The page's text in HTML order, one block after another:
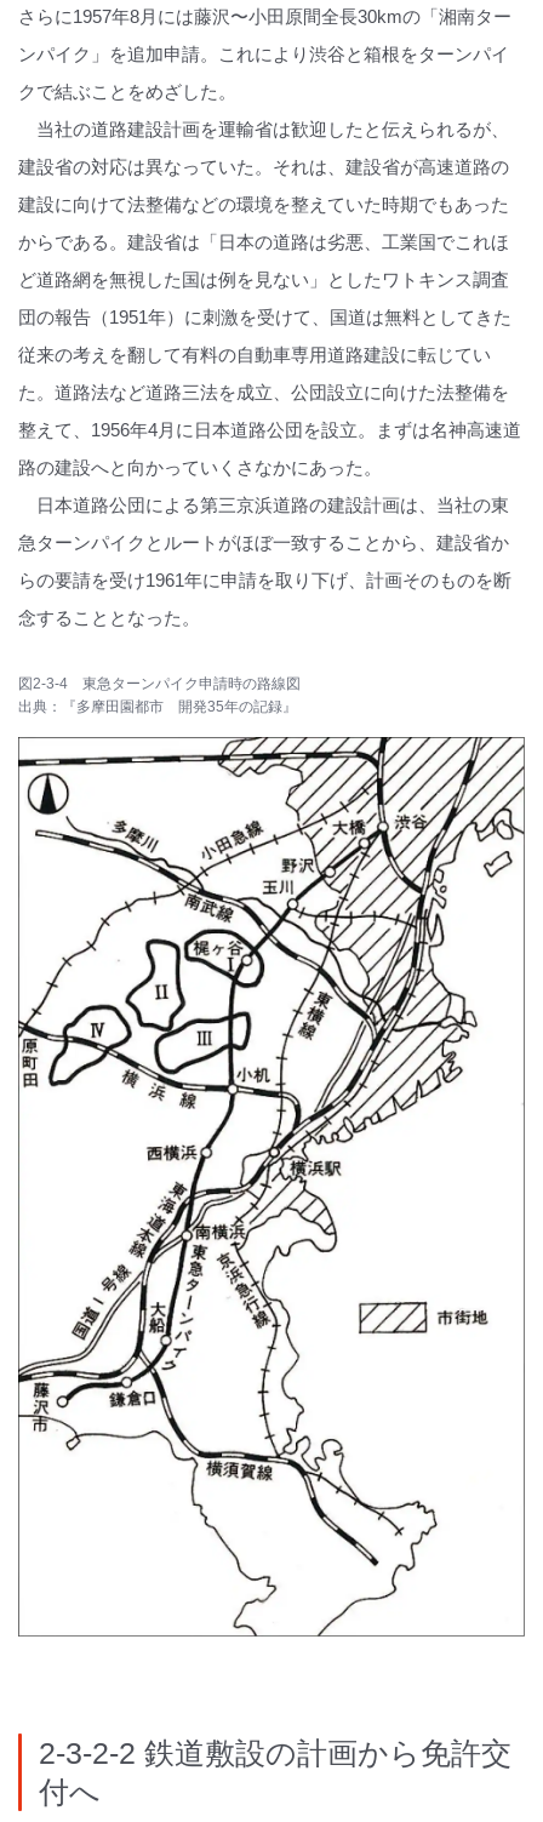
さらに1957年8月には藤沢〜小田原間全長30kmの「湘南ター
ンパイク」を追加申請。これにより渋谷と箱根をターンパイ
クで結ぶことをめざした。
当社の道路建設計画を運輸省は歓迎したと伝えられるが、
建設省の対応は異なっていた。それは、建設省が高速道路の
建設に向けて法整備などの環境を整えていた時期でもあった
からである。建設省は「日本の道路は劣悪、工業国でこれほ
ど道路網を無視した国は例を見ない」としたワトキンス調査
団の報告（1951年）に刺激を受けて、国道は無料としてきた
従来の考えを翻して有料の自動車専用道路建設に転じてい
た。道路法など道路三法を成立、公団設立に向けた法整備を
整えて、1956年4月に日本道路公団を設立。まずは名神高速道
路の建設へと向かっていくさなかにあった。
日本道路公団による第三京浜道路の建設計画は、当社の東
急ターンパイクとルートがほぼ一致することから、建設省か
らの要請を受け1961年に申請を取り下げ、計画そのものを断
念することとなった。
図2-3-4 東急ターンパイク申請時の路線図
出典：『多摩田園都市 開発35年の記録』
2-3-2-2 鉄道敷設の計画から免許交
付へ